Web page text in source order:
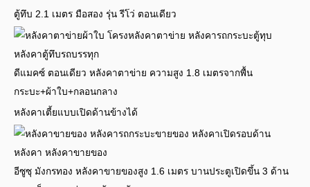
ตู้ทึบ 2.1 เมตร มือสอง รุ่น รีโว่ ตอนเดียว
ดีแมคซ์ ตอนเดียว หลังคาตาข่าย ความสูง 1.8 เมตรจากพื้น
กระบะ+ผ้าใบ+กลอนกลาง
หลังคาเตี้ยแบบเปิดด้านข้างได้
อีซูซุ มังกรทอง หลังคาขายของสูง 1.6 เมตร บานประตูเปิดขึ้น 3 ด้าน